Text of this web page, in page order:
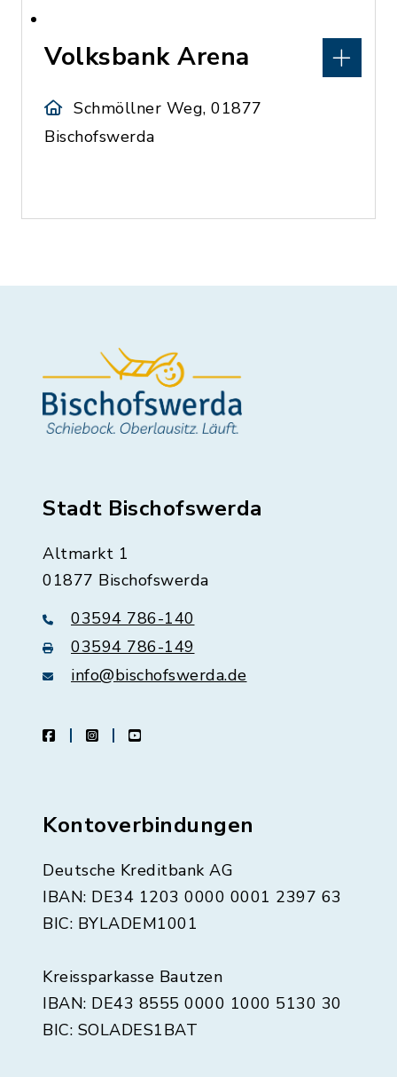
Volksbank Arena
Schmöllner Weg, 01877
Bischofswerda
Stadt Bischofswerda
Altmarkt 1
01877 Bischofswerda
03594 786-140
03594 786-149
info@bischofswerda.de
facebookinstagramyoutube
Kontoverbindungen
Deutsche Kreditbank AG
IBAN: DE34 1203 0000 0001 2397 63
BIC: BYLADEM1001
Kreissparkasse Bautzen
IBAN: DE43 8555 0000 1000 5130 30
BIC: SOLADES1BAT